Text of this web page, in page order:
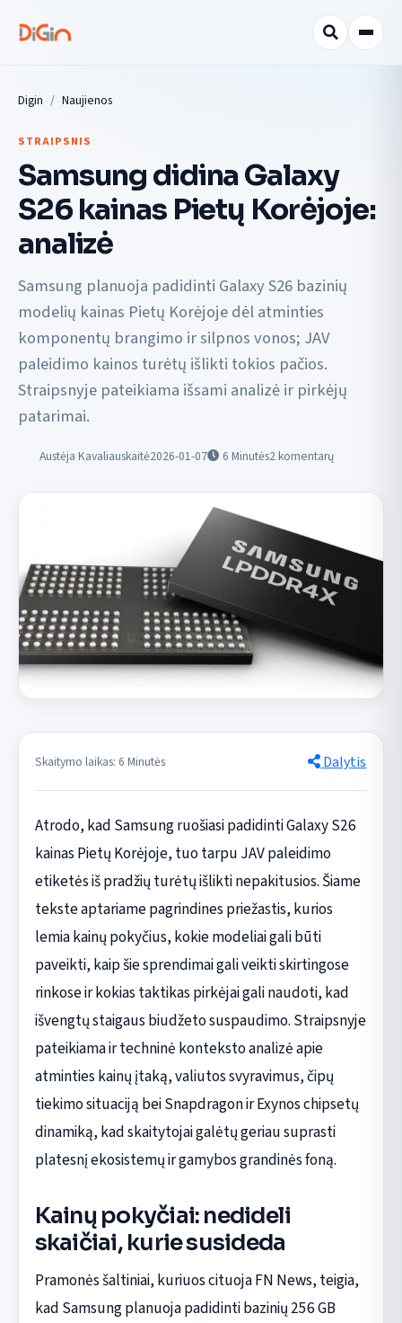
Digin Naujienos
STRAIPSNIS
Samsung didina Galaxy
S26 kainas Pietų Korėjoje:
analizė
Samsung planuoja padidinti Galaxy S26 bazinių
modelių kainas Pietų Korėjoje dėl atminties
komponentų brangimo ir silpnos vonos; JAV
paleidimo kainos turėtų išlikti tokios pačios.
Straipsnyje pateikiama išsami analizė ir pirkėjų
patarimai.
Austėja Kavaliauskaitė2026-01-07 6 Minutės2 komentarų
Skaitymo laikas: 6 Minutės Dalytis
Atrodo, kad Samsung ruošiasi padidinti Galaxy S26
kainas Pietų Korėjoje, tuo tarpu JAV paleidimo
etiketės iš pradžių turėtų išlikti nepakitusios. Šiame
tekste aptariame pagrindines priežastis, kurios
lemia kainų pokyčius, kokie modeliai gali būti
paveikti, kaip šie sprendimai gali veikti skirtingose
rinkose ir kokias taktikas pirkėjai gali naudoti, kad
išvengtų staigaus biudžeto suspaudimo. Straipsnyje
pateikiama ir techninė konteksto analizė apie
atminties kainų įtaką, valiutos svyravimus, čipų
tiekimo situaciją bei Snapdragon ir Exynos chipsetų
dinamiką, kad skaitytojai galėtų geriau suprasti
platesnį ekosistemų ir gamybos grandinės foną.
Kainų pokyčiai: nedideli
skaičiai, kurie susideda
Pramonės šaltiniai, kuriuos cituoja FN News, teigia,
kad Samsung planuoja padidinti bazinių 256 GB